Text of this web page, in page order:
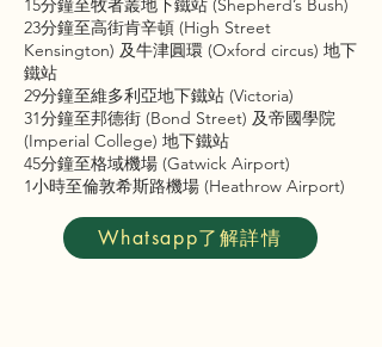
15分鐘至牧者叢地下鐵站 (Shepherd’s Bush)
23分鐘至高街肯辛頓 (High Street
Kensington) 及牛津圓環 (Oxford circus) 地下
鐵站
29分鐘至維多利亞地下鐵站 (Victoria)
31分鐘至邦德街 (Bond Street) 及帝國學院
(Imperial College) 地下鐵站
45分鐘至格域機場 (Gatwick Airport)
1小時至倫敦希斯路機場 (Heathrow Airport)
Whatsapp了解詳情